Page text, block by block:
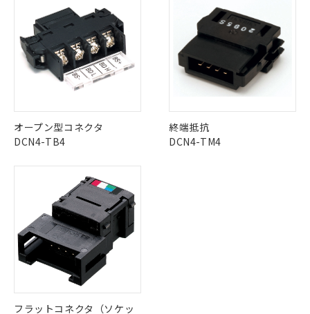
オープン型コネクタ
DCN4-TB4
終端抵抗
DCN4-TM4
フラットコネクタ（ソケッ
記載している更新日時点での社内デー
タに基づき作成されるものであり、閲
覧された時点での実際の在庫および標
準価格とは異なる場合があることをご
了承ください。
正式な納期状況および標準価格はお客
様のお取引先、またはお客様担当のオ
ムロン制御機器販売店・当社販売員に
ご相談ください。
オムロン制御機器販売店や当社販売拠
在庫状況および標準価格結果を当社の
事前の承諾なく第三者に漏洩または開
示しないようお願いします。
マイパーツ機能（部品リスト作成サー
ビス）をご利用いただくには、I-Web
メンバーズにご登録されている必要が
あります。
お客様が当ウェブサイト上で当社にご
登録された部品リストについて、当社
*EU RoHS指令（10物質）：
鉛(Pb) 1000ppm以下、 水銀(Hg) 1000ppm以下、 カド
ミウム(Cd) 100ppm以下、
六価クロム(Cr(Ⅵ)) 1000ppm以下、ポリ臭化ビフェニル
類(PBB) 1000ppm以下、ポリ臭化ジフェニルエーテル類
(PBDE) 1000ppm以下、フタル酸ビス(2-エチルヘキシ
ル) (DEHP)(別名：DOP) 1000ppm以下、フタル酸ブチ
ルベンジル（BBP） 1000ppm以下、フタル酸ジブチル
(DIBP) 1000ppm以下
但し、RoHS指令で産業用監視および制御機器に対する
適用除外項目は除く。
フタル酸エステル類の４物質については閾値を超える意
※2 対応予定月
部品在庫の切り替え状況などにより、予定
月が前後することがあります。
※3 非含有証明書ダウンロード
*中国RoHS10物質の基準値 (GB/T26572)：
Pb(鉛) :1000ppm、 Hg(水銀) : 1000ppm、 Cd(カドミウ
ム) : 100ppm、
Cr(Ⅵ)(六価クロム) : 1000ppm、 PBBs(ポリ臭化ビフェ
ニル類) : 1000ppm、 PBDEs(ポリ臭化ジフェニルエーテ
ル類) : 1000ppm、
DBP(フタル酸ジブチル) : 1000ppm、 DIBP(フタル酸ジ
ル) : 1000ppm、
DEHP(フタル酸ビス(2-エチルヘキシル)) : 1000ppm
※2 環境保護使用期限
「ｅ」：有害物質（10物質）のすべてが基
準値以下であることを示します。
「10」：通常の使用状況下において有害物
質が外部に漏えいし、環境に深刻な影響を
及ぼさない年数を意味します。
「－」：未確認です。当社販売部門へお問
い合わせください。
（以下｢規制貨物等」という）を輸出
または国外への提供する場合は、日本
国政府の輸出許可(または役務取引許
可)を取得するなどの必要な手続きを
とります。
当社は規制貨物を破棄する場合は、完
全に破砕するなど、違法に輸出されな
いよう必要な手段を講じます。
当社は貴社製品を、核兵器、ミサイ
ル、化学兵器、生物兵器またはその他
使用いたしません。
当社は、貴社製品を第三者に販売する
場合は、上記1、2および3の内容を当
該第三者に通知します。また当社は、
販売先および販売に係わる関係者が違
法に輸出するおそれがある場合は、取
り引きをいたしません。
記
号
説明
○ 一定数以上の在庫あり
在庫なし(最新の在庫状況につ
たはお客様担当のオムロン制御
機器販売店・当社販売員にご確
認ください)
空
白
受注生産機種、また在庫状況の
情報を公開していない機種